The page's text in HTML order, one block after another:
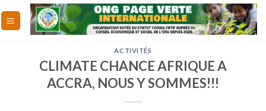
to
content
ACTIVITÉS
CLIMATE CHANCE AFRIQUE A
ACCRA, NOUS Y SOMMES!!!